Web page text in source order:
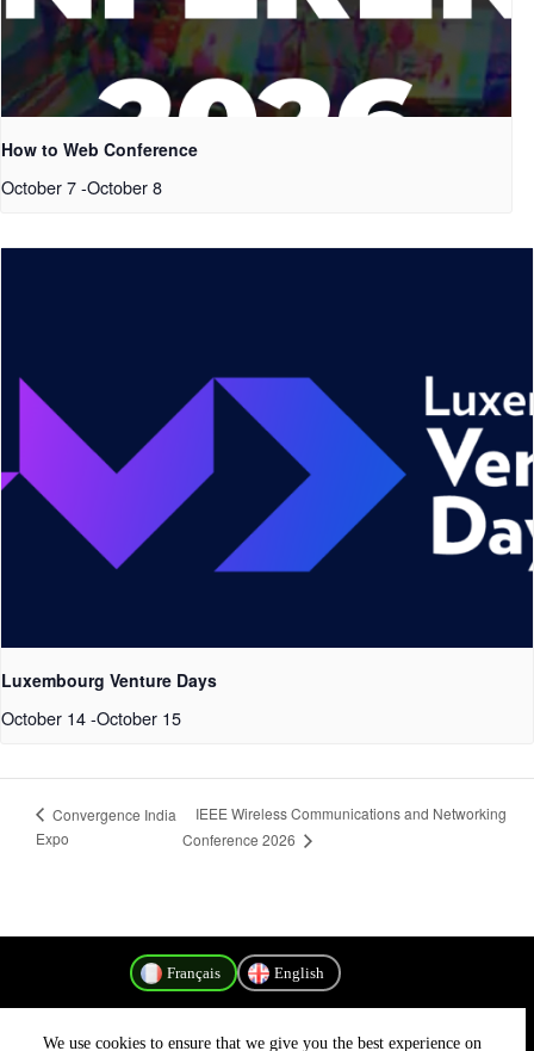
We use cookies to ensure that we give you the best experience on
How to Web Conference
October 7-October 8
Luxembourg Venture Days
October 14-October 15
Convergence India
Expo
IEEE Wireless Communications and Networking
Conference 2026
Français English